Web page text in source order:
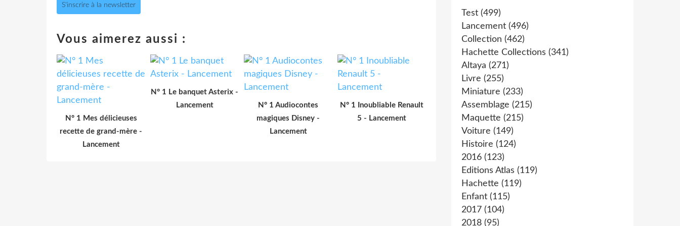
S'inscrire à la newsletter
Vous aimerez aussi :
N° 1 Mes délicieuses
recette de grand-mère -
Lancement
N° 1 Le banquet Asterix -
Lancement
N° 1 Audiocontes
magiques Disney -
Lancement
N° 1 Inoubliable Renault
5 - Lancement
Test (499)
Lancement (496)
Collection (462)
Hachette Collections (341)
Altaya (271)
Livre (255)
Miniature (233)
Assemblage (215)
Maquette (215)
Voiture (149)
Histoire (124)
2016 (123)
Editions Atlas (119)
Hachette (119)
Enfant (115)
2017 (104)
2018 (95)